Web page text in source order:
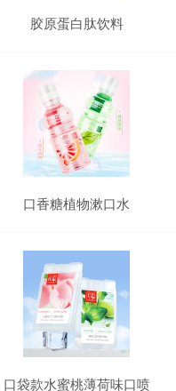
胶原蛋白肽饮料
口香糖植物漱口水
口袋款水蜜桃薄荷味口喷